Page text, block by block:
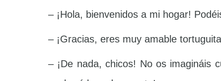
– ¡Hola, bienvenidos a mi hogar!
– ¡Gracias, eres muy amable
– ¡De nada, chicos! No os imagináis